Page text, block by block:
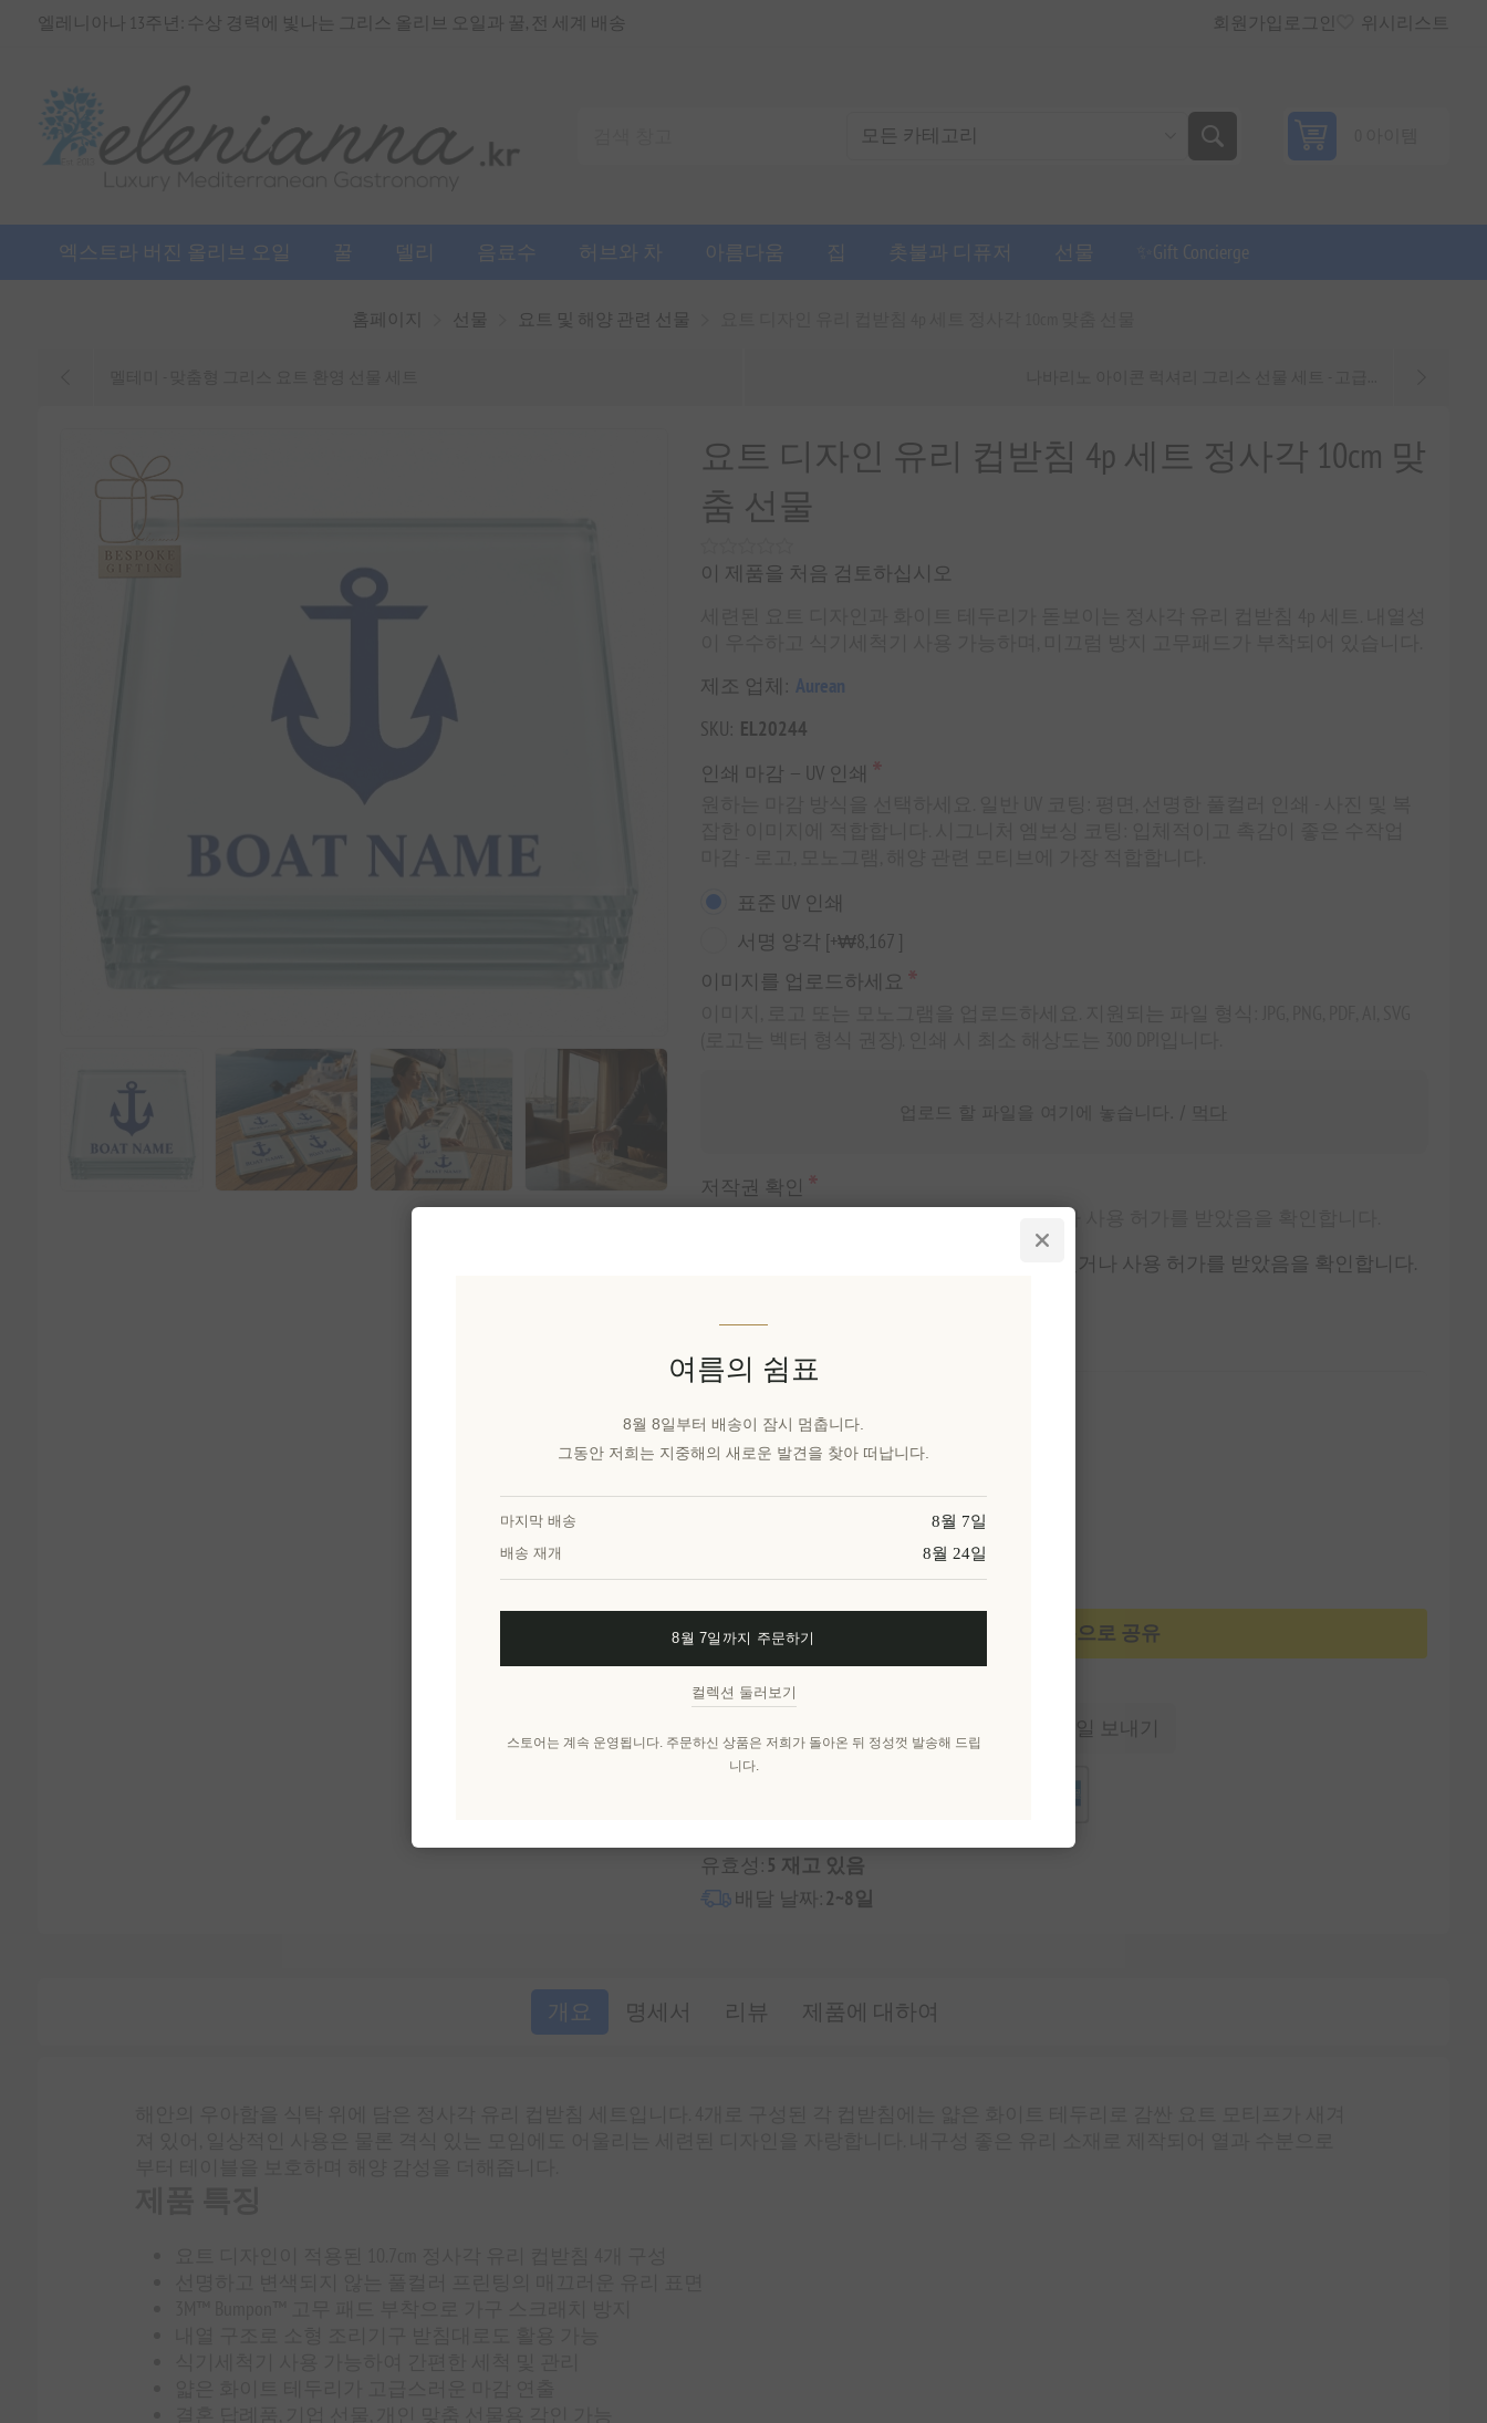
엘레니아나 13주년: 수상 경력에 빛나는 그리스 올리브 오일과 꿀, 전 세계 배송 회원가입 로그인 위시리스트
엑스트라 버진 올리브 오일 꿀 델리 음료수 허브와 차 아름다움 집 촛불과 디퓨저 선물 ✨Gift Concierge
홈페이지 선물 요트 및 해양 관련 선물
요트 디자인 유리 컵받침 4p 세트 정사각 10cm 맞
춤 선물
이 제품을 처음 검토하십시오
제조 업체: Aurean
SKU: EL20244
인쇄 마감 — UV 인쇄 *
표준 UV 인쇄
서명 양각 [+₩8,167 ]
이미지를 업로드하세요 *
저작권 확인 *
본인은 이 작품의 저작권을 소유하고 있거나 사용 허가를 받았음을 확인합니다.
본인은 이 작품의 저작권을 소유하고 있거나 사용 허가를 받았음을 확인합니다.
지난 30일 동안의 최저가: ₩57,166 세금 별도
장바구에 담기
이 특별한 선물을 공유해보세요
카카오톡으로 공유
친구에게 이메일 보내기
유효성: 5 재고 있음
배달 날짜:2~8일
개요 명세서 리뷰 제품에 대하여
여름의 쉼표
8월 8일부터 배송이 잠시 멈춥니다.
그동안 저희는 지중해의 새로운 발견을 찾아 떠납니다.
마지막 배송 8월 7일
배송 재개 8월 24일
8월 7일까지 주문하기
컬렉션 둘러보기
스토어는 계속 운영됩니다. 주문하신 상품은 저희가 돌아온 뒤 정성껏 발송해 드립
니다.